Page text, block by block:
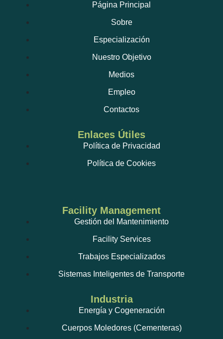
Página Principal
Sobre
Especialización
Nuestro Objetivo
Medios
Empleo
Contactos
Enlaces Útiles
Política de Privacidad
Política de Cookies
Facility Management
Gestión del Mantenimiento
Facility Services
Trabajos Especializados
Sistemas Inteligentes de Transporte
Industria
Energía y Cogeneración
Cuerpos Moledores (Cementeras)